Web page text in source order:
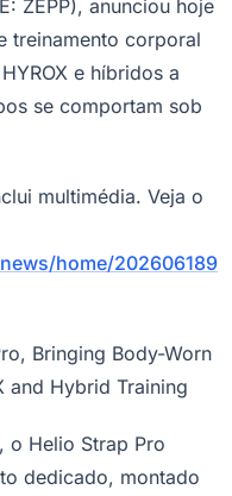
ZEPP), anunciou hoje
treinamento corporal
e híbridos a
se comportam sob
multimédia. Veja o
home/202606189
Bringing Body-Worn
and Hybrid Training
o Helio Strap Pro
dedicado, montado